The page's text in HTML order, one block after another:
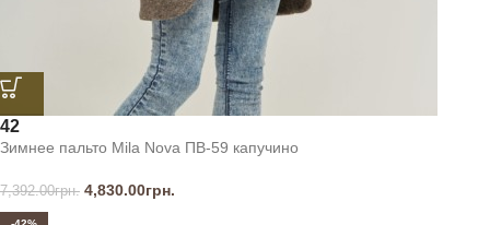
42
Зимнее пальто Mila Nova ПВ-59 капучино
7,392.00грн. 4,830.00грн.